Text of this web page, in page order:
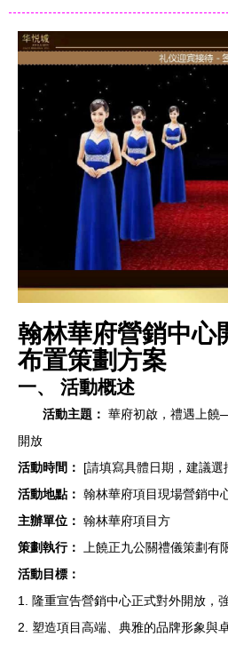
翰林華府營銷中心
布置策劃方案
一、 活動概述
活動主題： 華府初啟，禮遇上
開放
活動時間：
[請填寫具體日期，建議
活動地點： 翰林華府項目現場營銷中
主辦單位： 翰林華府項目方
策劃執行：
上饒正九公關禮儀策劃有
活動目標：
1. 隆重宣告營銷中心正式對外開放，
2. 塑造項目高端、典雅的品牌形象與